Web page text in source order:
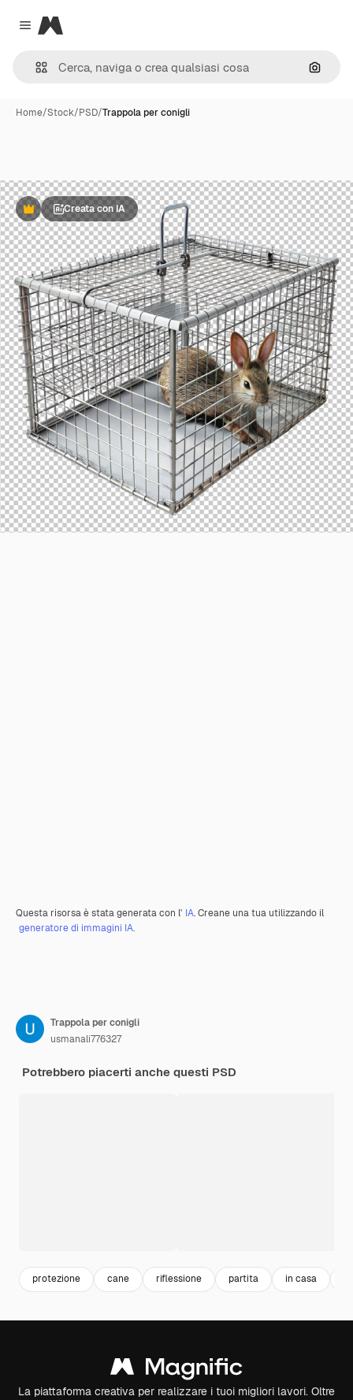
Close menu
Magnific
Cerca
Home/Stock/PSD/Trappola per conigli
PremiumCreata con IA
Questa risorsa è stata generata con l' IA. Creane una tua utilizzando il
generatore di immagini IA.
Trappola per conigli
usmanali776327
Potrebbero piacerti anche questi PSD
protezione cane riflessione partita in casa
La piattaforma creativa per realizzare i tuoi migliori lavori. Oltre